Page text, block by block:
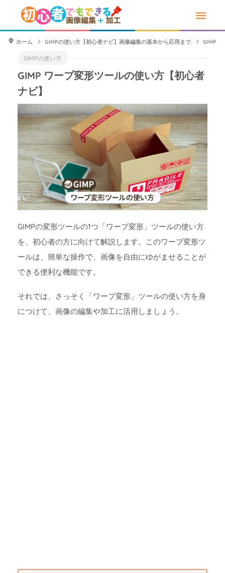
ホーム GIMPの使い方【初心者ナビ】画像編集の基本から応用まで GIMP
GIMPの使い方
GIMP ワープ変形ツールの使い方【初心者
ナビ】
GIMPの変形ツールの1つ「ワープ変形」ツールの使い方
を、初心者の方に向けて解説します。このワープ変形ツ
ールは、簡単な操作で、画像を自由にゆがませることが
できる便利な機能です。
それでは、さっそく「ワープ変形」ツールの使い方を身
につけて、画像の編集や加工に活用しましょう。